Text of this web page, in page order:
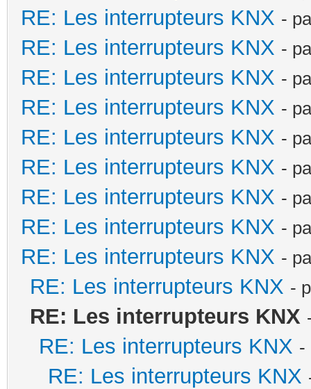
RE: Les interrupteurs KNX -
RE: Les interrupteurs KNX -
RE: Les interrupteurs KNX -
RE: Les interrupteurs KNX -
RE: Les interrupteurs KNX -
RE: Les interrupteurs KNX -
RE: Les interrupteurs KNX -
RE: Les interrupteurs KNX -
RE: Les interrupteurs KNX -
RE: Les interrupteurs KNX -
RE: Les interrupteurs KNX
RE: Les interrupteurs KNX -
RE: Les interrupteurs KNX